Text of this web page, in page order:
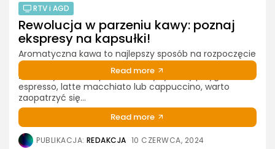
Tuby laserowe to serce każdej maszyny laserowej. Bez
odpowiedniej tuby, cięcie i grawerowanie laserowe nie
byłoby możliwe. Tuby laserowe są odpowiedzialne za
generowanie wiązki laserowej, która jest
wykorzystywana do precyzyjnego...
Read more
PUBLIKACJA: REDAKCJA 5 LIPCA, 2024
RTV i AGD
Rewolucja w parzeniu kawy: poznaj
ekspresy na kapsułki!
Aromatyczna kawa to najlepszy sposób na rozpoczęcie
dnia. Zawarta w niej kofeina dodaje energii, a zapach
zmielonych ziaren pobudza zmysły. Żeby przygotować
espresso, latte macchiato lub cappuccino, warto
zaopatrzyć się...
Read more
PUBLIKACJA: REDAKCJA 10 CZERWCA, 2024